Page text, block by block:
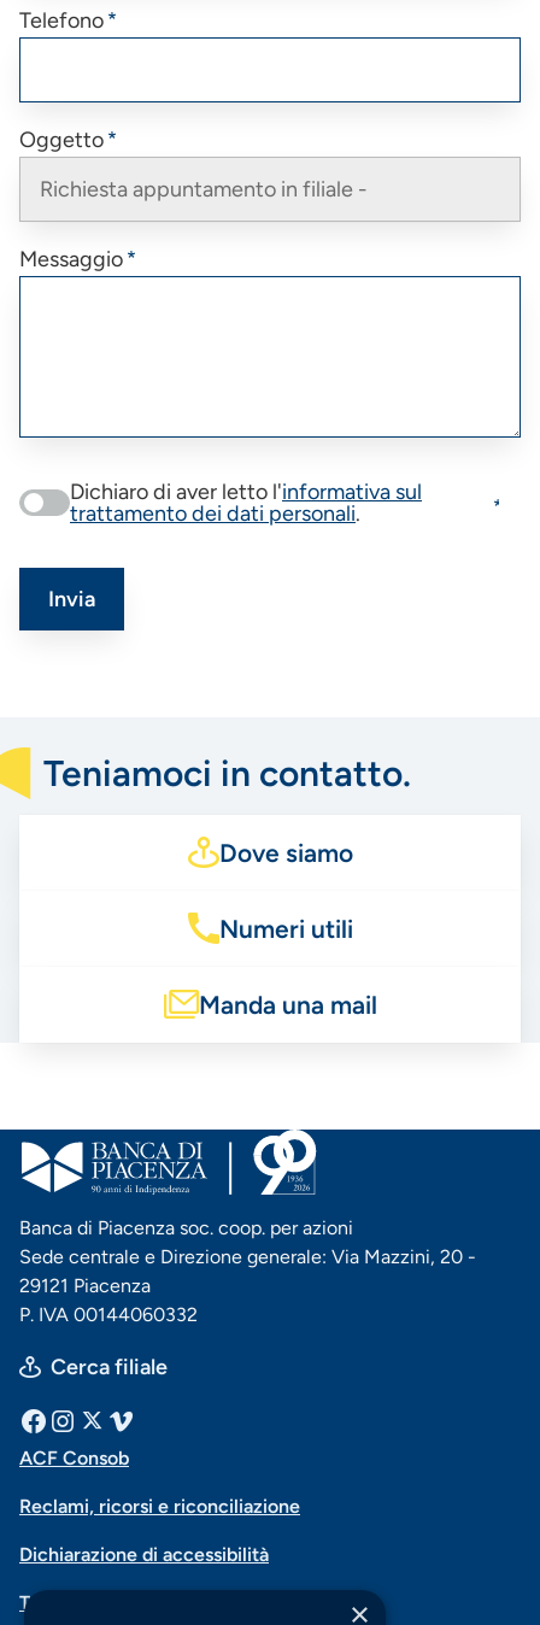
Telefono
Oggetto
Messaggio
Dichiaro di aver letto l'informativa sul
trattamento dei dati personali.
Teniamoci in contatto.
Dove siamo
Numeri utili
Manda una mail
Banca di Piacenza soc. coop. per azioni
Sede centrale e Direzione generale: Via Mazzini, 20 -
29121 Piacenza
P. IVA 00144060332
Cerca filiale
Menu
social
Facebook
InstagramVimeo
Menu
navigazione
ACF Consob
Reclami, ricorsi e riconciliazione
Dichiarazione di accessibilità
Trasparenza ×